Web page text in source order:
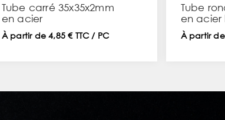
Tube carré 35x35x2mm
en acier
À partir de 4,85 € TTC / PC
Tube
en acier
légère
À partir de